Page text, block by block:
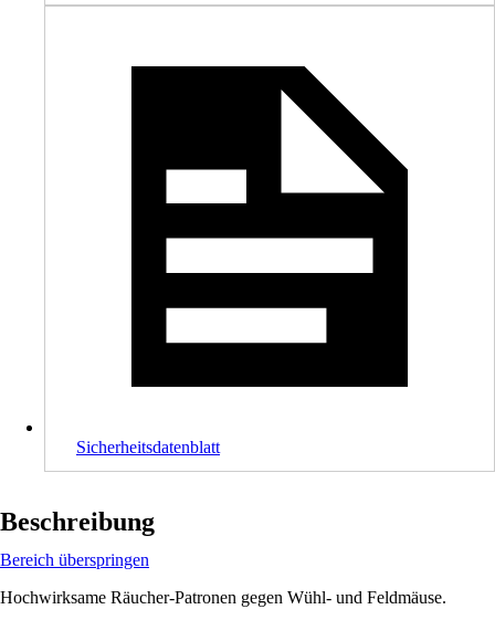
Sicherheitsdatenblatt
Beschreibung
Bereich überspringen
Hochwirksame Räucher-Patronen gegen Wühl- und Feldmäuse.